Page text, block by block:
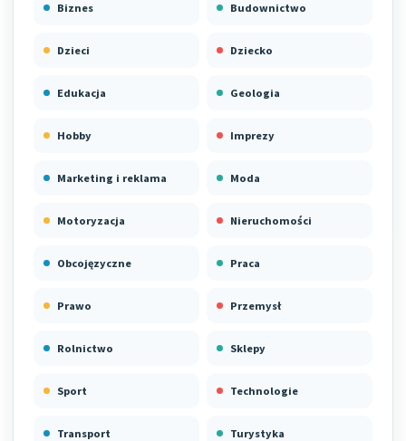
Biznes Budownictwo
Dzieci Dziecko
Edukacja Geologia
Hobby Imprezy
Marketing i reklama Moda
Motoryzacja Nieruchomości
Obcojęzyczne Praca
Prawo Przemysł
Rolnictwo Sklepy
Sport Technologie
Transport Turystyka